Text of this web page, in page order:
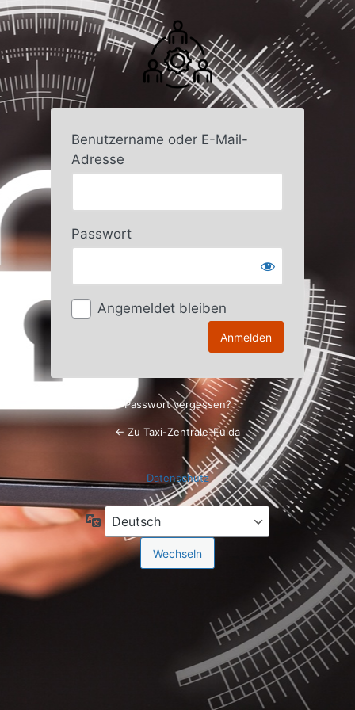
Anmelden
Benutzername oder E-Mail-
Adresse
Passwort
Angemeldet bleiben
Passwort vergessen?
← Zu Taxi-Zentrale-Fulda
Datenschutz
Sprache